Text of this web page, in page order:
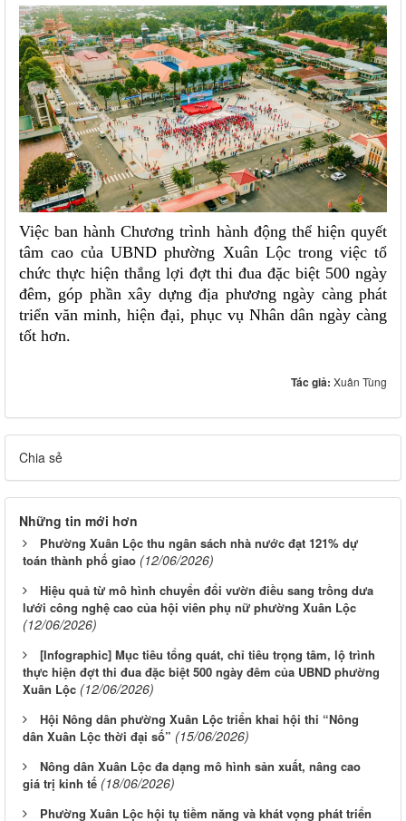
Việc ban hành Chương trình hành động thể hiện quyết
tâm cao của UBND phường Xuân Lộc trong việc tổ
chức thực hiện thắng lợi đợt thi đua đặc biệt 500 ngày
đêm, góp phần xây dựng địa phương ngày càng phát
triển văn minh, hiện đại, phục vụ Nhân dân ngày càng
tốt hơn.
Tác giả: Xuân Tùng
Chia sẻ
Những tin mới hơn
Phường Xuân Lộc thu ngân sách nhà nước đạt 121% dự
toán thành phố giao (12/06/2026)
Hiệu quả từ mô hình chuyển đổi vườn điều sang trồng dưa
lưới công nghệ cao của hội viên phụ nữ phường Xuân Lộc
(12/06/2026)
[Infographic] Mục tiêu tổng quát, chỉ tiêu trọng tâm, lộ trình
thực hiện đợt thi đua đặc biệt 500 ngày đêm của UBND phường
Xuân Lộc (12/06/2026)
Hội Nông dân phường Xuân Lộc triển khai hội thi “Nông
dân Xuân Lộc thời đại số” (15/06/2026)
Nông dân Xuân Lộc đa dạng mô hình sản xuất, nâng cao
giá trị kinh tế (18/06/2026)
Phường Xuân Lộc hội tụ tiềm năng và khát vọng phát triển